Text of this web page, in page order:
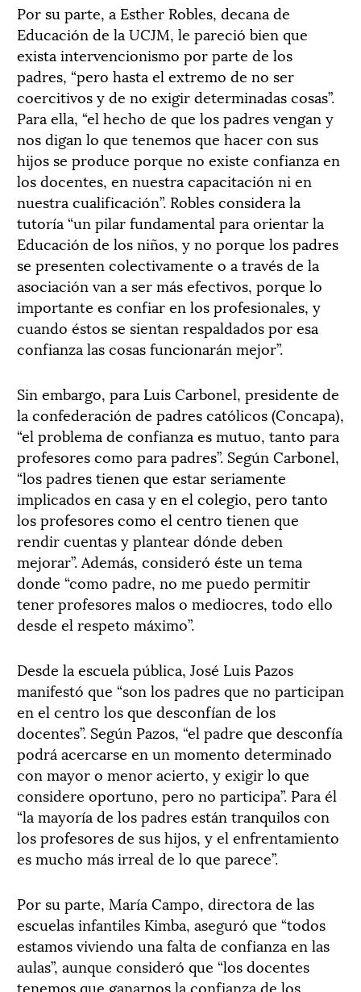
Por su parte, a Esther Robles, decana de
Educación de la UCJM, le pareció bien que
exista intervencionismo por parte de los
padres, “pero hasta el extremo de no ser
coercitivos y de no exigir determinadas cosas”.
Para ella, “el hecho de que los padres vengan y
nos digan lo que tenemos que hacer con sus
hijos se produce porque no existe confianza en
los docentes, en nuestra capacitación ni en
nuestra cualificación”. Robles considera la
tutoría “un pilar fundamental para orientar la
Educación de los niños, y no porque los padres
se presenten colectivamente o a través de la
asociación van a ser más efectivos, porque lo
importante es confiar en los profesionales, y
cuando éstos se sientan respaldados por esa
confianza las cosas funcionarán mejor”.
Sin embargo, para Luis Carbonel, presidente de
la confederación de padres católicos (Concapa),
“el problema de confianza es mutuo, tanto para
profesores como para padres”. Según Carbonel,
“los padres tienen que estar seriamente
implicados en casa y en el colegio, pero tanto
los profesores como el centro tienen que
rendir cuentas y plantear dónde deben
mejorar”. Además, consideró éste un tema
donde “como padre, no me puedo permitir
tener profesores malos o mediocres, todo ello
desde el respeto máximo”.
Desde la escuela pública, José Luis Pazos
manifestó que “son los padres que no participan
en el centro los que desconfían de los
docentes”. Según Pazos, “el padre que desconfía
podrá acercarse en un momento determinado
con mayor o menor acierto, y exigir lo que
considere oportuno, pero no participa”. Para él
“la mayoría de los padres están tranquilos con
los profesores de sus hijos, y el enfrentamiento
es mucho más irreal de lo que parece”.
Por su parte, María Campo, directora de las
escuelas infantiles Kimba, aseguró que “todos
estamos viviendo una falta de confianza en las
aulas”, aunque consideró que “los docentes
tenemos que ganarnos la confianza de los